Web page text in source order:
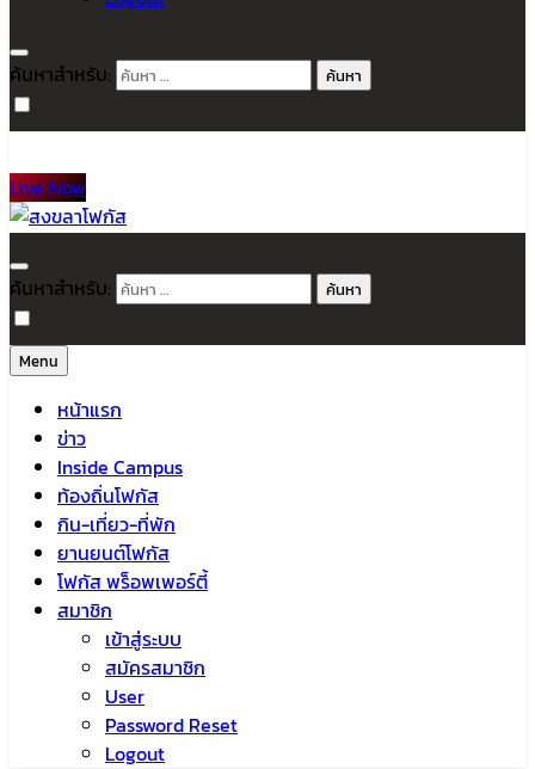
ค้นหาสำหรับ:
Live Now
สงขลาโฟกัส
ติดตามข่าวสาร ภาคใต้ หาดใหญ่และสงขลา จากสำนักข่าวโฟกัส
ค้นหาสำหรับ:
Menu
หน้าแรก
ข่าว
Inside Campus
ท้องถิ่นโฟกัส
กิน-เที่ยว-ที่พัก
ยานยนต์โฟกัส
โฟกัส พร็อพเพอร์ตี้
สมาชิก
เข้าสู่ระบบ
สมัครสมาชิก
User
Password Reset
Logout